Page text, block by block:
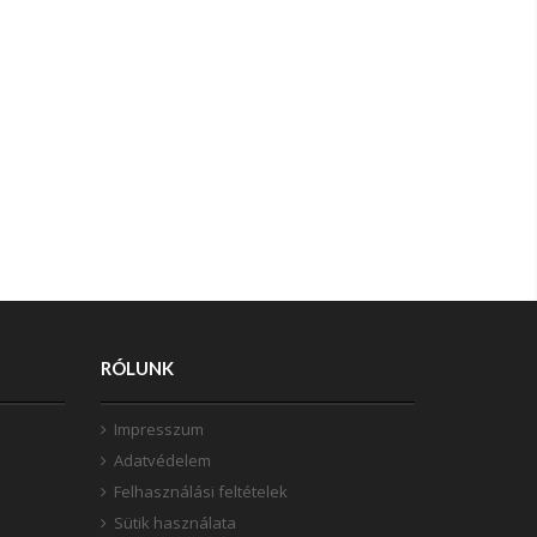
RÓLUNK
Impresszum
Adatvédelem
Felhasználási feltételek
Sütik használata